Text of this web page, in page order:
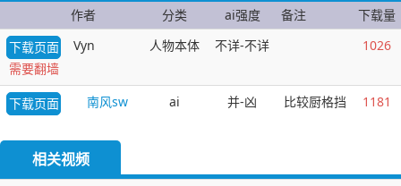
作者 分类 ai强度 备注
下载量
下载页面
需要翻墙
Vyn 人物本体 不详-不详 1026
下载页面 南风sw ai 并-凶 比较厨格挡 1181
相关视频